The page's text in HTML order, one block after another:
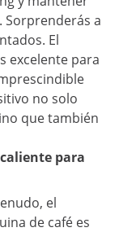
Sorprenderás a
El
excelente para
no solo
que también
para
el
de café es